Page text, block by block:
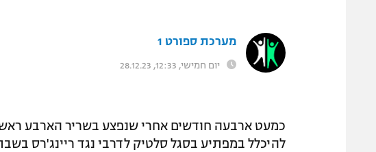
מערכת ספורט 1
יום חמישי, 12:33, 28.12.23
כמעט ארבעה חודשים אחרי שנפצע בשריר הארבע
להיכלל במפתיע בסגל סלטיק לדרבי נגד ריינג'רס